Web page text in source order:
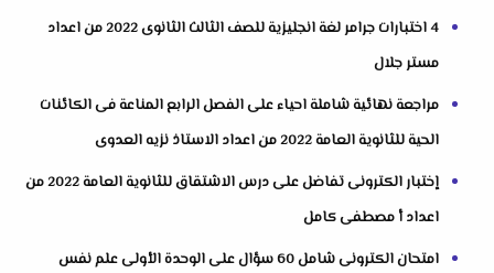
4 اختبارات جرامر لغة انجليزية للصف الثالث الثانوى 2022 من اعداد
مستر جلال
مراجعة نهائية شاملة احياء على الفصل الرابع المناعة فى الكائنات
الحية للثانوية العامة 2022 من اعداد الاستاذ نزيه العدوى
إختبار الكترونى تفاضل على درس الاشتقاق للثانوية العامة 2022 من
اعداد أ مصطفى كامل
امتحان الكترونى شامل 60 سؤال على الوحدة الأولى علم نفس